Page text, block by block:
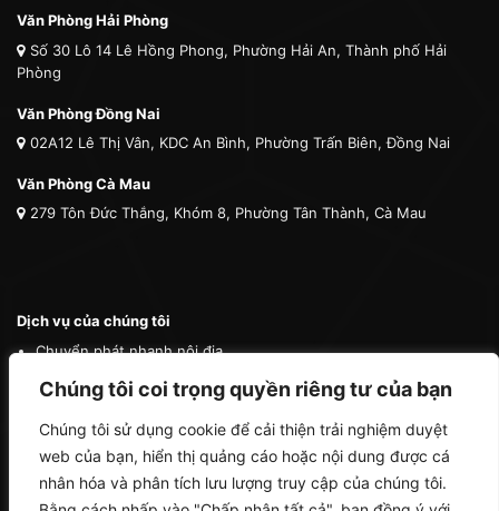
Chúng tôi coi trọng quyền riêng tư của bạn
Chúng tôi sử dụng cookie để cải thiện trải nghiệm duyệt
web của bạn, hiển thị quảng cáo hoặc nội dung được cá
nhân hóa và phân tích lưu lượng truy cập của chúng tôi.
Văn Phòng Hải Phòng
Số 30 Lô 14 Lê Hồng Phong, Phường Hải An, Thành phố Hải
Phòng
Văn Phòng Đồng Nai
02A12 Lê Thị Vân, KDC An Bình, Phường Trấn Biên, Đồng Nai
Văn Phòng Cà Mau
279 Tôn Đức Thắng, Khóm 8, Phường Tân Thành, Cà Mau
Dịch vụ của chúng tôi
Chuyển phát nhanh nội địa
Chuyển phát nhanh quốc tế
Vận chuyển thú cưng
Mua hộ hàng nước ngoài